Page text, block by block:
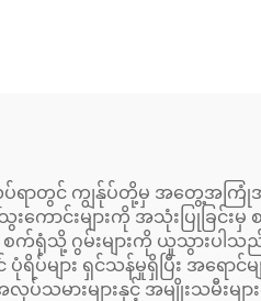
တွင် ကျွန်ုပ်တို့မှ အတွေ့အကြုံအမ
င်းများကို အသုံးပြုခြင်းမှ
ဂွမ်းများကို ယူသွားပါသည်။
များ ရှင်သန်မှုရှိပြီး အရောင်မ
းများနှင့် အမျိုးသမီးမျာ